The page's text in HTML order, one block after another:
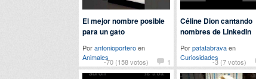
-70 (158 votos) 1
El mejor nombre posible
para un gato
Porantonioporteroen
Animales
-3 (7 votos)
Céline Dion cantando
nombres de LinkedIn
Porpatatabravaen
Curiosidades